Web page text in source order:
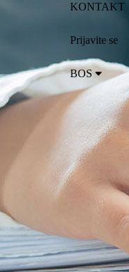
KONTAKT
Prijavite se
BOS